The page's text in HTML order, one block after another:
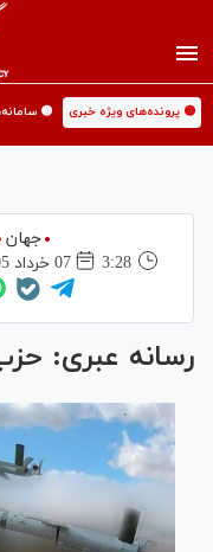
🟡 پرونده‌های ویژه خبری 🟡
جهان
3:28
07 خرداد 1405
رسانه عبری: